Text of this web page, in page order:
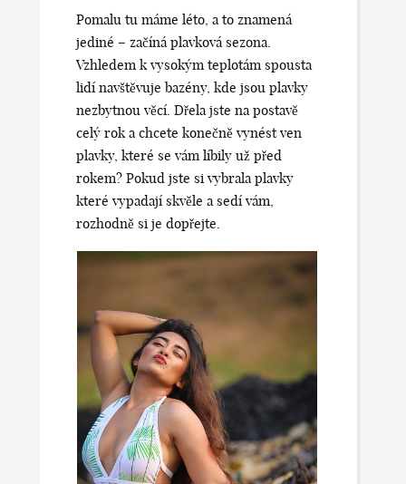
Pomalu tu máme léto, a to znamená
jediné – začíná plavková sezona.
Vzhledem k vysokým teplotám spousta
lidí navštěvuje bazény, kde jsou plavky
nezbytnou věcí. Dřela jste na postavě
celý rok a chcete konečně vynést ven
plavky, které se vám líbily už před
rokem? Pokud jste si vybrala plavky
které vypadají skvěle a sedí vám,
rozhodně si je dopřejte.